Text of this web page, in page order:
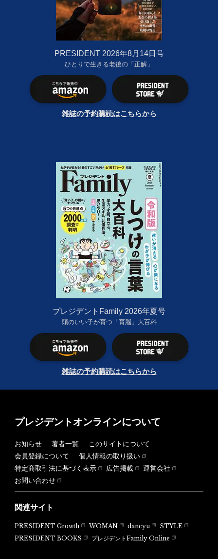
PRESIDENT 2026年8月14日号
ひとりで生きる老後の「正解」
雑誌の予約購読はこちらから
プレジデントFamily 2026年夏号
頭のいい子が育つ「育脳」大百科
雑誌の予約購読はこちらから
プレジデントオンラインについて
お知らせ 著者一覧
このサイトについて
会員登録について
個人情報の取り扱い
特定商取引法に基づく表示
広告掲載
運営会社
お問い合わせ
関連サイト
PRESIDENT Growth WOMAN dancyu
STYLE
PRESIDENT BOOKS
プレジデントFamily Online